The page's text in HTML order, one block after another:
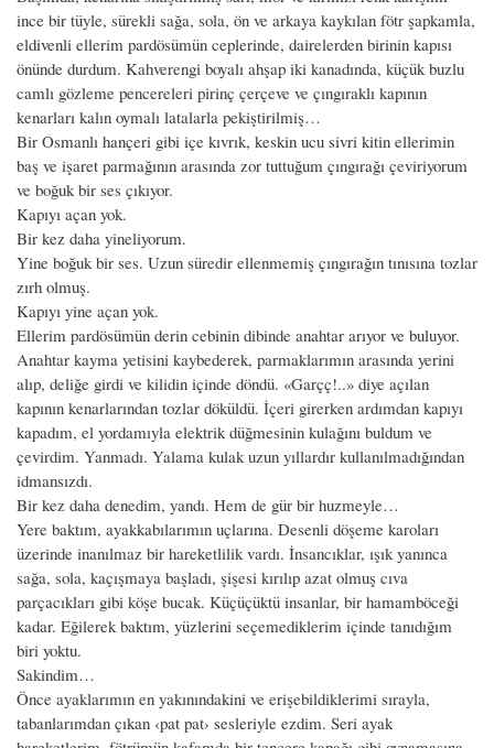
ince bir tüyle, sürekli sağa, sola, ön ve arkaya kaykılan fötr şapkamla,
eldivenli ellerim pardösümün ceplerinde, dairelerden birinin kapısı
önünde durdum. Kahverengi boyalı ahşap iki kanadında, küçük buzlu
camlı gözleme pencereleri pirinç çerçeve ve çıngıraklı kapının
kenarları kalın oymalı latalarla pekiştirilmiş…
Bir Osmanlı hançeri gibi içe kıvrık, keskin ucu sivri kitin ellerimin
baş ve işaret parmağının arasında zor tuttuğum çıngırağı çeviriyorum
ve boğuk bir ses çıkıyor.
Kapıyı açan yok.
Bir kez daha yineliyorum.
Yine boğuk bir ses. Uzun süredir ellenmemiş çıngırağın tınısına tozlar
zırh olmuş.
Kapıyı yine açan yok.
Ellerim pardösümün derin cebinin dibinde anahtar arıyor ve buluyor.
Anahtar kayma yetisini kaybederek, parmaklarımın arasında yerini
alıp, deliğe girdi ve kilidin içinde döndü. «Garçç!..» diye açılan
kapının kenarlarından tozlar döküldü. İçeri girerken ardımdan kapıyı
kapadım, el yordamıyla elektrik düğmesinin kulağını buldum ve
çevirdim. Yanmadı. Yalama kulak uzun yıllardır kullanılmadığından
idmansızdı.
Bir kez daha denedim, yandı. Hem de gür bir huzmeyle…
Yere baktım, ayakkabılarımın uçlarına. Desenli döşeme karoları
üzerinde inanılmaz bir hareketlilik vardı. İnsancıklar, ışık yanınca
sağa, sola, kaçışmaya başladı, şişesi kırılıp azat olmuş cıva
parçacıkları gibi köşe bucak. Küçüçüktü insanlar, bir hamamböceği
kadar. Eğilerek baktım, yüzlerini seçemediklerim içinde tanıdığım
biri yoktu.
Sakindim…
Önce ayaklarımın en yakınındakini ve erişebildiklerimi sırayla,
tabanlarımdan çıkan ‹pat pat› sesleriyle ezdim. Seri ayak